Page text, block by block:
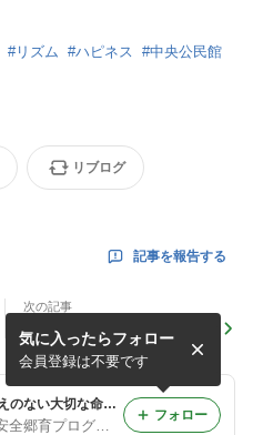
#リズム #ハピネス #中央公民館
リブログ
記事を報告する
次の記事
ファミリーで楽しむ生涯学習
『ミットパーカッション
R』！安全＆健康＆ハピネス
を創るリズムオブラブ♪
リズムオブラブ～かけがえのない大切な命を自分で守る心と体づくり～
気に入ったらフォロー
会員登録は不要です
フォロー